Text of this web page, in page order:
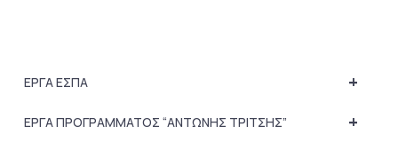
+
ΕΡΓΑ ΕΣΠΑ
+
ΕΡΓΑ ΠΡΟΓΡΑΜΜΑΤΟΣ “ΑΝΤΩΝΗΣ ΤΡΙΤΣΗΣ”